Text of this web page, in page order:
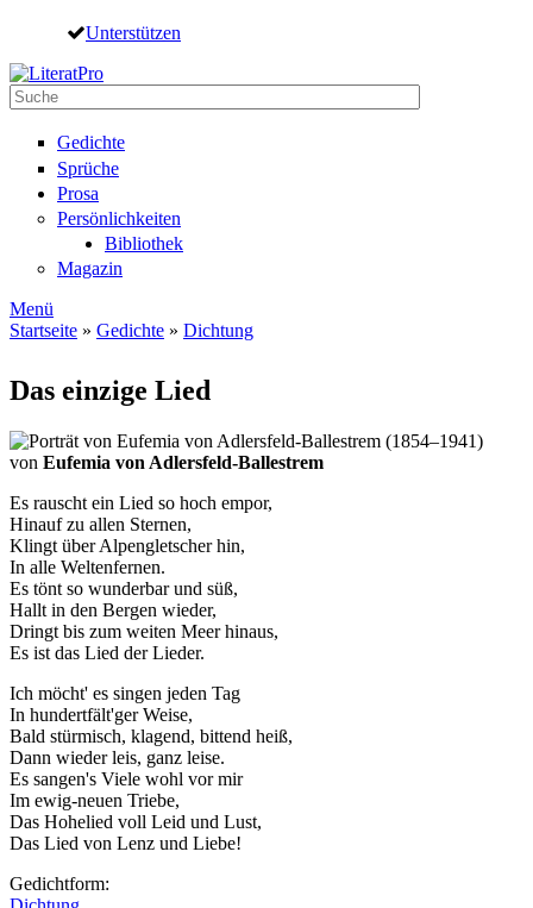
Direkt zum Inhalt
Unterstützen
Suche
Gedichte
Sprüche
Prosa
Persönlichkeiten
Bibliothek
Magazin
Menü
Startseite » Gedichte » Dichtung
Das einzige Lied
von Eufemia von Adlersfeld-Ballestrem
Es rauscht ein Lied so hoch empor,
Hinauf zu allen Sternen,
Klingt über Alpengletscher hin,
In alle Weltenfernen.
Es tönt so wunderbar und süß,
Hallt in den Bergen wieder,
Dringt bis zum weiten Meer hinaus,
Es ist das Lied der Lieder.
Ich möcht' es singen jeden Tag
In hundertfält'ger Weise,
Bald stürmisch, klagend, bittend heiß,
Dann wieder leis, ganz leise.
Es sangen's Viele wohl vor mir
Im ewig-neuen Triebe,
Das Hohelied voll Leid und Lust,
Das Lied von Lenz und Liebe!
Gedichtform: